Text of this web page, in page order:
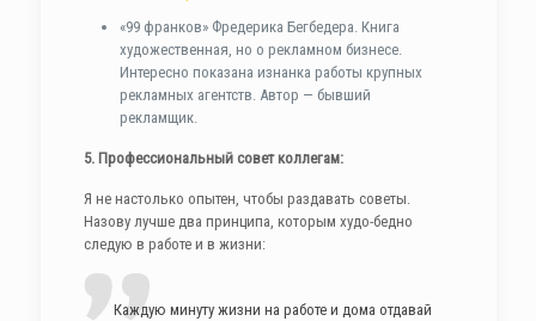
«99 франков» Фредерика Бегбедера. Книга
художественная, но о рекламном бизнесе.
Интересно показана изнанка работы крупных
рекламных агентств. Автор — бывший
рекламщик.
5. Профессиональный совет коллегам:
Я не настолько опытен, чтобы раздавать советы.
Назову лучше два принципа, которым худо-бедно
следую в работе и в жизни:
Каждую минуту жизни на работе и дома отдавай